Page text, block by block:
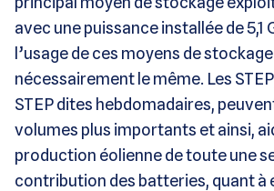
avec une puissance installée de 5,1
l’usage de ces moyens de
nécessairement le même. Les
STEP dites hebdomadaires,
volumes plus importants et ainsi,
production éolienne de toute une
contribution des batteries, quant à